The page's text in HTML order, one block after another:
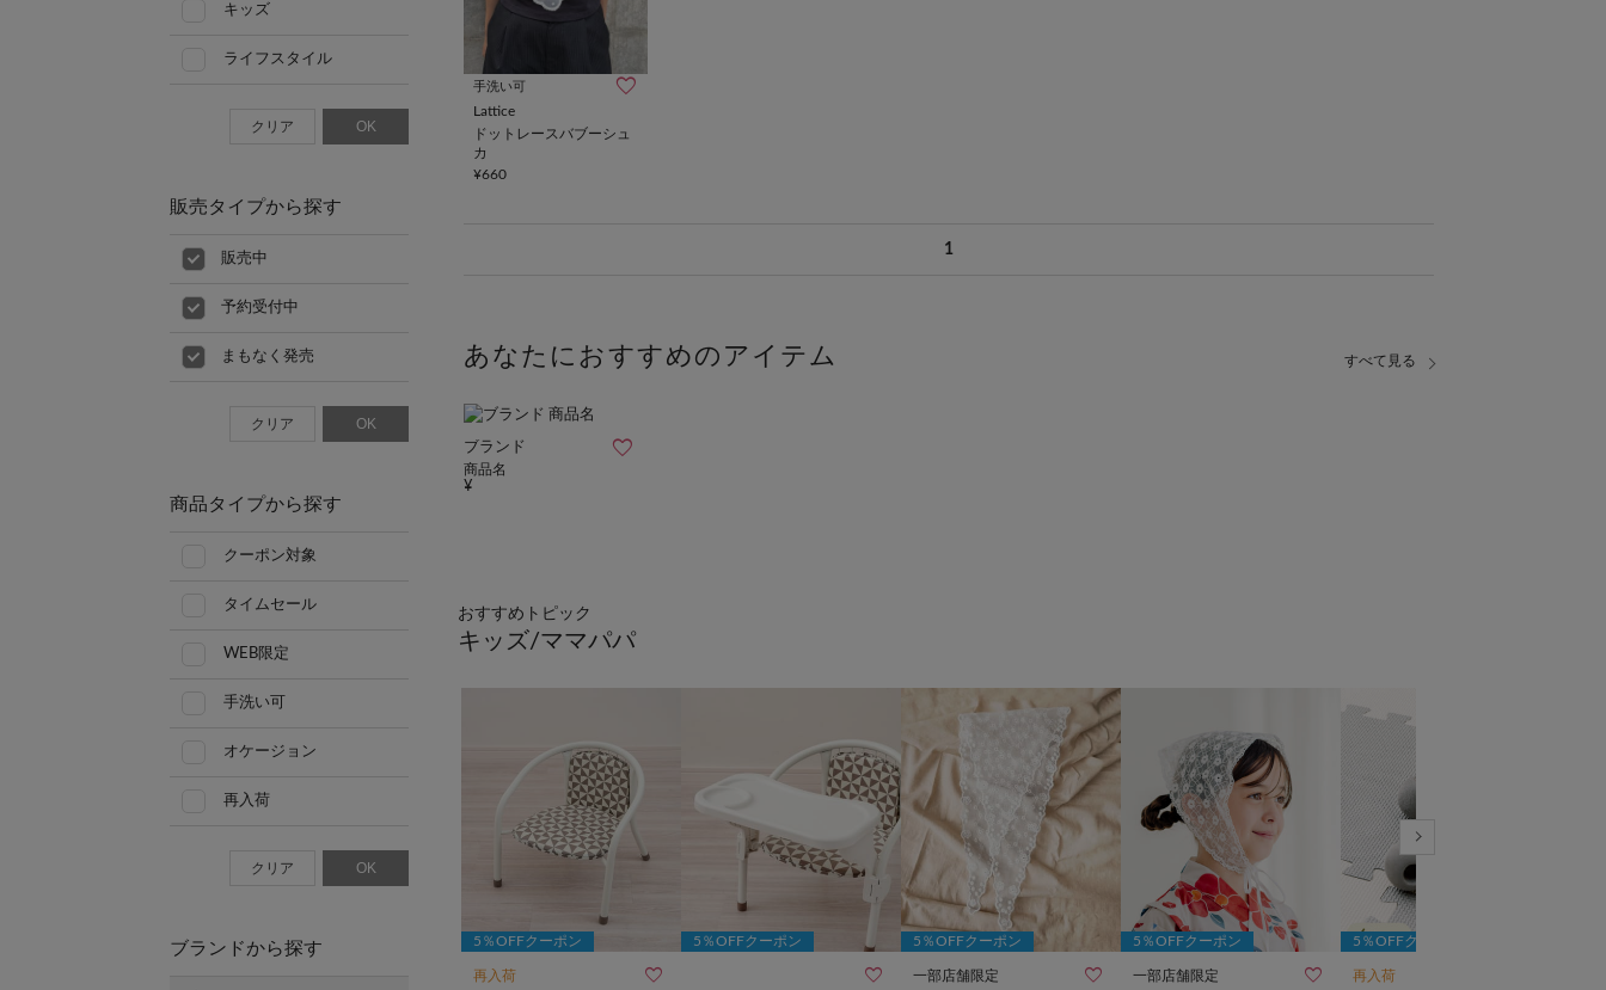
手洗い可
Lattice
ドットレースバブーシュ
カ
¥660
1
あなたにおすすめのアイテム
ブランド
商品名
おすすめトピック
キッズ/ママパパ
5％OFFクーポン
再入荷 
5％OFFクーポン

5％OFFクーポン
一部店舗限定 
5％OFFクーポン
一部店舗限定 
5％OFFクーポン
再入荷
キッズ
ライフスタイル
クリア OK
販売タイプから探す
販売中
予約受付中
まもなく発売
クリア OK
商品タイプから探す
クーポン対象
タイムセール
WEB限定
手洗い可
オケージョン
再入荷
クリア OK
ブランドから探す